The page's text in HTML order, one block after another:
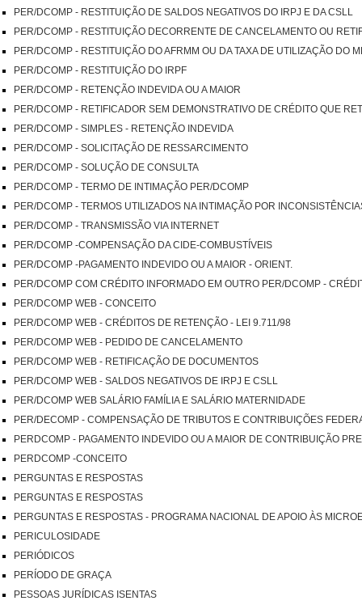
PER/DCOMP - RESTITUIÇÃO DE SALDOS NEGATIVOS DO IRPJ E DA CSLL
PER/DCOMP - RESTITUIÇÃO DECORRENTE DE CANCELAMENTO OU
PER/DCOMP - RESTITUIÇÃO DO AFRMM OU DA TAXA DE UTILIZAÇÃO DO
PER/DCOMP - RESTITUIÇÃO DO IRPF
PER/DCOMP - RETENÇÃO INDEVIDA OU A MAIOR
PER/DCOMP - RETIFICADOR SEM DEMONSTRATIVO DE CRÉDITO QUE
PER/DCOMP - SIMPLES - RETENÇÃO INDEVIDA
PER/DCOMP - SOLICITAÇÃO DE RESSARCIMENTO
PER/DCOMP - SOLUÇÃO DE CONSULTA
PER/DCOMP - TERMO DE INTIMAÇÃO PER/DCOMP
PER/DCOMP - TERMOS UTILIZADOS NA INTIMAÇÃO POR
PER/DCOMP - TRANSMISSÃO VIA INTERNET
PER/DCOMP -COMPENSAÇÃO DA CIDE-COMBUSTÍVEIS
PER/DCOMP -PAGAMENTO INDEVIDO OU A MAIOR - ORIENT.
PER/DCOMP COM CRÉDITO INFORMADO EM OUTRO PER/DCOMP -
PER/DCOMP WEB - CONCEITO
PER/DCOMP WEB - CRÉDITOS DE RETENÇÃO - LEI 9.711/98
PER/DCOMP WEB - PEDIDO DE CANCELAMENTO
PER/DCOMP WEB - RETIFICAÇÃO DE DOCUMENTOS
PER/DCOMP WEB - SALDOS NEGATIVOS DE IRPJ E CSLL
PER/DCOMP WEB SALÁRIO FAMÍLIA E SALÁRIO MATERNIDADE
PER/DECOMP - COMPENSAÇÃO DE TRIBUTOS E CONTRIBUIÇÕES
PERDCOMP - PAGAMENTO INDEVIDO OU A MAIOR DE CONTRIBUIÇÃO
PERDCOMP -CONCEITO
PERGUNTAS E RESPOSTAS
PERGUNTAS E RESPOSTAS
PERGUNTAS E RESPOSTAS - PROGRAMA NACIONAL DE APOIO ÀS
PERICULOSIDADE
PERIÓDICOS
PERÍODO DE GRAÇA
PESSOAS JURÍDICAS ISENTAS